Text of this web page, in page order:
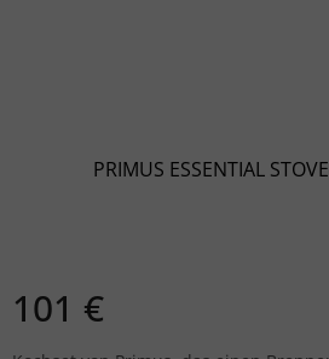
PRIMUS ESSENTIAL
101 €